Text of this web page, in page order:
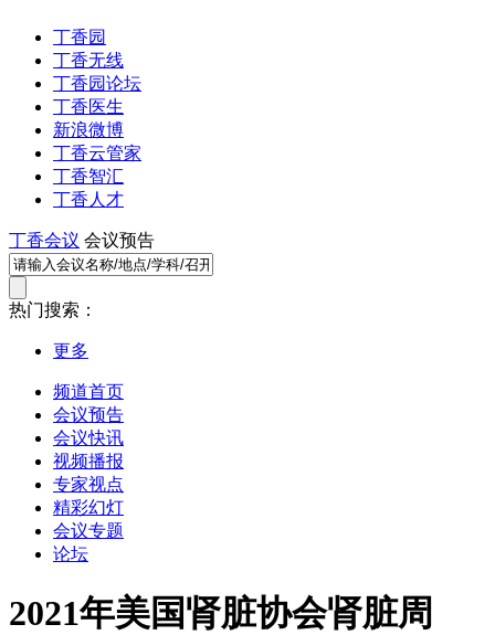
丁香园
丁香无线
丁香园论坛
丁香医生
新浪微博
丁香云管家
丁香智汇
丁香人才
丁香会议 会议预告
热门搜索：
更多
频道首页
会议预告
会议快讯
视频播报
专家视点
精彩幻灯
会议专题
论坛
2021年美国肾脏协会肾脏周